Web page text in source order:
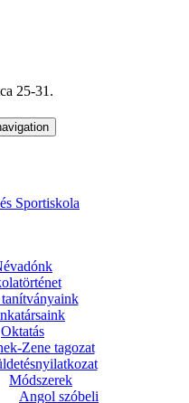
25-31.
Oktatás
Zene tagozat
Módszerek
Angol szóbeli